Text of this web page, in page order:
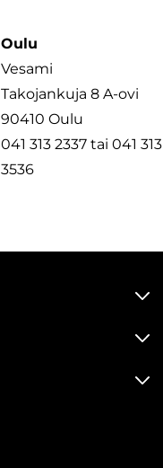
Oulu
Vesami
Takojankuja 8 A-ovi
90410 Oulu
041 313 2337 tai 041 313
3536